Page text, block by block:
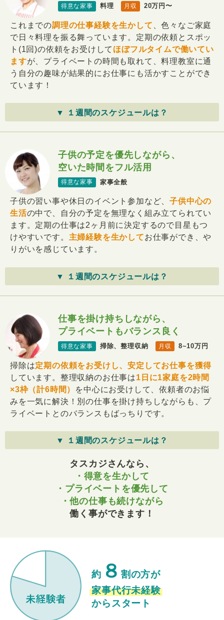
得意な家事 料理 月収 20万円〜
これまでの調理の仕事経験を生かして 、色々なご家庭
で日々料理を振る舞っています。定期の依頼とスポッ
ト(1回)の依頼をお受けして ほぼフルタイムで働いてい
ますが、プライベートの時間も取れて、料理教室に通
う自分の趣味が結果的にお仕事にも活かすことができ
ています！
▼ １週間のスケジュールは？
子供の予定を優先しながら、
空いた時間をフル活用
得意な家事 家事全般
子供の習い事や休日のイベント参加など、子供中心の
生活の中で、自分の予定を無理なく組み立てられてい
ます。定期の仕事は2ヶ月前に決定するので目星もつ
けやすいです。 主婦経験を生かしてお仕事ができ、や
りがいを感じています。
▼ １週間のスケジュールは？
仕事を掛け持ちしながら、
プライベートもバランス良く
得意な家事 掃除、整理収納 月収 8~10万円
掃除は定期の依頼をお受けし、安定してお仕事を獲得
しています。整理収納のお仕事は1日に1家庭を2時間
×3枠（計6時間）
を中心にお受けして、依頼者のお悩
みを一気に解決！別の仕事を掛け持ちしながらも、プ
ライベートとのバランスもばっちりです。
▼ １週間のスケジュールは？
タスカジさんなら、
・得意を生かして
・プライベートを優先して
・他の仕事も続けながら
働く事ができます！
約 ８ 割の方が
家事代行未経験
からスタート